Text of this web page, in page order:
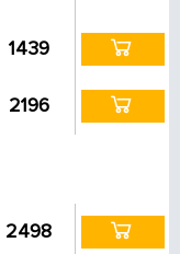
1439
2196
2498